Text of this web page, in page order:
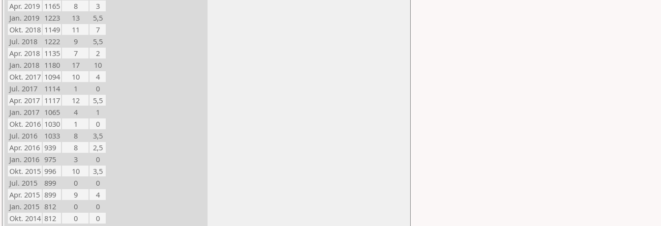
Apr. 2019 1165 8
3
Jan. 2019 1223 13
5,5
Okt. 2018 1149 11
7
Jul. 2018
1222 9
5,5
Apr. 2018 1135 7
2
Jan. 2018 1180 17
10
Okt. 2017 1094 10
4
Jul. 2017
1114 1
0
Apr. 2017 1117 12
5,5
Jan. 2017 1065 4
1
Okt. 2016 1030 1
0
Jul. 2016
1033 8
3,5
Apr. 2016 939 8
2,5
Jan. 2016 975 3
0
Okt. 2015 996 10
3,5
Jul. 2015
899 0
0
Apr. 2015 899 9
4
Jan. 2015 812 0
0
Okt. 2014 812 0
0